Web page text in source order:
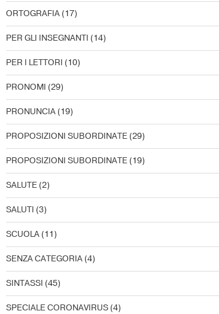
ORTOGRAFIA (17)
PER GLI INSEGNANTI (14)
PER I LETTORI (10)
PRONOMI (29)
PRONUNCIA (19)
PROPOSIZIONI SUBORDINATE (29)
PROPOSIZIONI SUBORDINATE (19)
SALUTE (2)
SALUTI (3)
SCUOLA (11)
SENZA CATEGORIA (4)
SINTASSI (45)
SPECIALE CORONAVIRUS (4)